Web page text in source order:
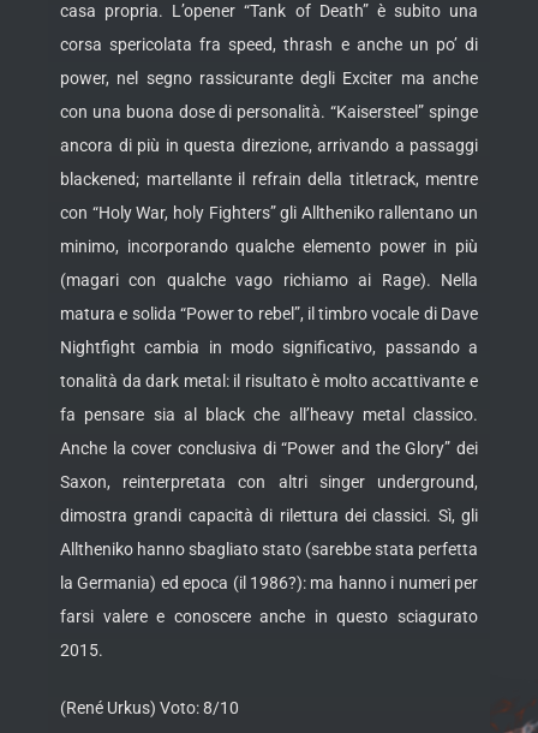
casa propria. L’opener “Tank of Death” è subito una
corsa spericolata fra speed, thrash e anche un po’ di
power, nel segno rassicurante degli Exciter ma anche
con una buona dose di personalità. “Kaisersteel” spinge
ancora di più in questa direzione, arrivando a passaggi
blackened; martellante il refrain della titletrack, mentre
con “Holy War, holy Fighters” gli Alltheniko rallentano un
minimo, incorporando qualche elemento power in più
(magari con qualche vago richiamo ai Rage). Nella
matura e solida “Power to rebel”, il timbro vocale di Dave
Nightfight cambia in modo significativo, passando a
tonalità da dark metal: il risultato è molto accattivante e
fa pensare sia al black che all’heavy metal classico.
Anche la cover conclusiva di “Power and the Glory” dei
Saxon, reinterpretata con altri singer underground,
dimostra grandi capacità di rilettura dei classici. Sì, gli
Alltheniko hanno sbagliato stato (sarebbe stata perfetta
la Germania) ed epoca (il 1986?): ma hanno i numeri per
farsi valere e conoscere anche in questo sciagurato
2015.
(René Urkus) Voto: 8/10